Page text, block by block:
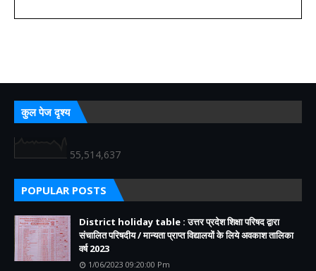
कुल पेज दृश्य
55,514,637
POPULAR POSTS
District holiday table : उत्तर प्रदेश शिक्षा परिषद द्वारा
संचालित परिषदीय / मान्यता प्राप्त विद्यालयों के लिये अवकाश तालिका
वर्ष 2023
1/06/2023 09:20:00 Pm